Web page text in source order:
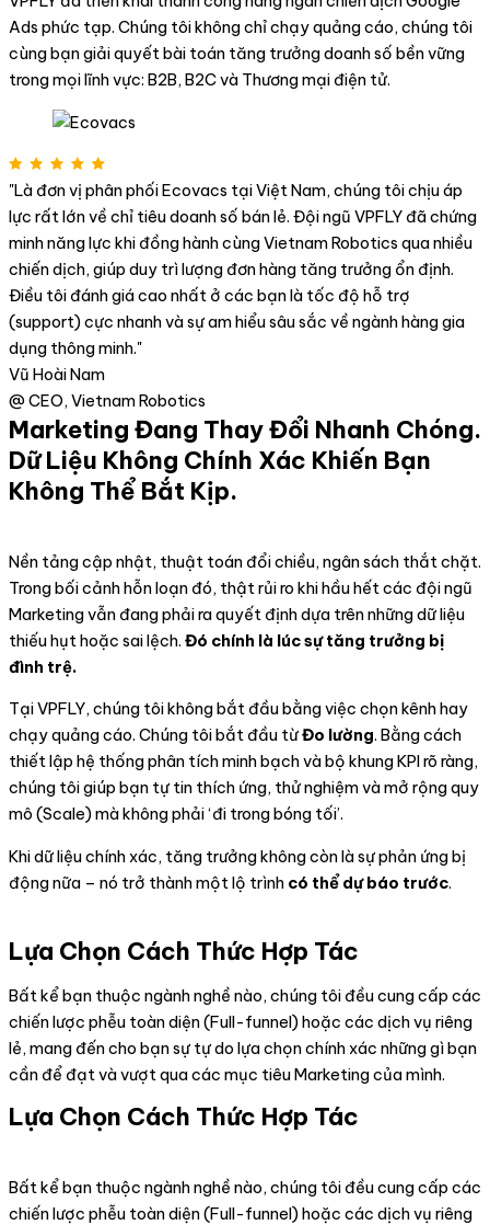
Ads phức tạp. Chúng tôi không chỉ chạy quảng cáo, chúng tôi
cùng bạn giải quyết bài toán tăng trưởng doanh số bền vững
trong mọi lĩnh vực: B2B, B2C và Thương mại điện tử.
"Là đơn vị phân phối Ecovacs tại Việt Nam, chúng tôi chịu áp
lực rất lớn về chỉ tiêu doanh số bán lẻ. Đội ngũ VPFLY đã chứng
minh năng lực khi đồng hành cùng Vietnam Robotics qua nhiều
chiến dịch, giúp duy trì lượng đơn hàng tăng trưởng ổn định.
Điều tôi đánh giá cao nhất ở các bạn là tốc độ hỗ trợ
(support) cực nhanh và sự am hiểu sâu sắc về ngành hàng gia
dụng thông minh."
Vũ Hoài Nam
@ CEO, Vietnam Robotics
Marketing Đang Thay Đổi Nhanh Chóng.
Dữ Liệu Không Chính Xác Khiến Bạn
Không Thể Bắt Kịp.
Nền tảng cập nhật, thuật toán đổi chiều, ngân sách thắt chặt.
Trong bối cảnh hỗn loạn đó, thật rủi ro khi hầu hết các đội ngũ
Marketing vẫn đang phải ra quyết định dựa trên những dữ liệu
thiếu hụt hoặc sai lệch. Đó chính là lúc sự tăng trưởng bị
đình trệ.
Tại VPFLY, chúng tôi không bắt đầu bằng việc chọn kênh hay
chạy quảng cáo. Chúng tôi bắt đầu từĐo lường. Bằng cách
thiết lập hệ thống phân tích minh bạch và bộ khung KPI rõ ràng,
chúng tôi giúp bạn tự tin thích ứng, thử nghiệm và mở rộng quy
mô (Scale) mà không phải ‘đi trong bóng tối’.
Khi dữ liệu chính xác, tăng trưởng không còn là sự phản ứng bị
động nữa – nó trở thành một lộ trình có thể dự báo trước.
Lựa Chọn Cách Thức Hợp Tác
Bất kể bạn thuộc ngành nghề nào, chúng tôi đều cung cấp các
chiến lược phễu toàn diện (Full-funnel) hoặc các dịch vụ riêng
lẻ, mang đến cho bạn sự tự do lựa chọn chính xác những gì bạn
cần để đạt và vượt qua các mục tiêu Marketing của mình.
Lựa Chọn Cách Thức Hợp Tác
Bất kể bạn thuộc ngành nghề nào, chúng tôi đều cung cấp các
chiến lược phễu toàn diện (Full-funnel) hoặc các dịch vụ riêng